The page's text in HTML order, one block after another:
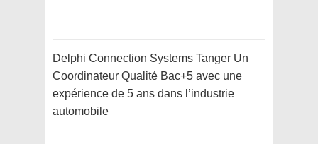
Delphi Connection Systems Tanger Un
Coordinateur Qualité Bac+5 avec une
expérience de 5 ans dans l’industrie
automobile